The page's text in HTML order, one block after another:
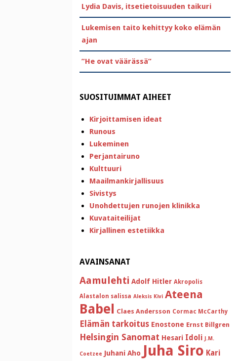
Lydia Davis, itsetietoisuuden taikuri
Lukemisen taito kehittyy koko elämän
ajan
”He ovat väärässä”
SUOSITUIMMAT AIHEET
Kirjoittamisen ideat
Runous
Lukeminen
Perjantairuno
Kulttuuri
Maailmankirjallisuus
Sivistys
Unohdettujen runojen klinikka
Kuvataiteilijat
Kirjallinen estetiikka
AVAINSANAT
Aamulehti Adolf Hitler Akropolis
Alastalon salissa Aleksis Kivi Ateena
Babel Claes Andersson Cormac McCarthy
Elämän tarkoitus Enostone Ernst Billgren
Helsingin Sanomat Hesari Idoli J.M.
Coetzee Juhani Aho Juha Siro Kari